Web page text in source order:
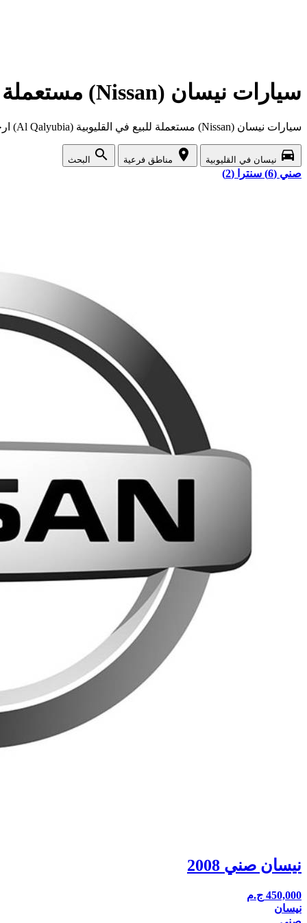
سيارات نيسان (Nissan) مستعملة للبيع في القليوبية (Al Qalyubia)
سيارات نيسان (Nissan) مستعملة للبيع في القليوبية (Al Qalyubia) ارخص اسعار واقوى عروض السيارات المستعملة في القليوبية
directions_car نيسان في القليوبية location_on مناطق فرعية search البحث
صني (6) سنترا (2)
نيسان صني 2008
450,000 ج.م
نيسان